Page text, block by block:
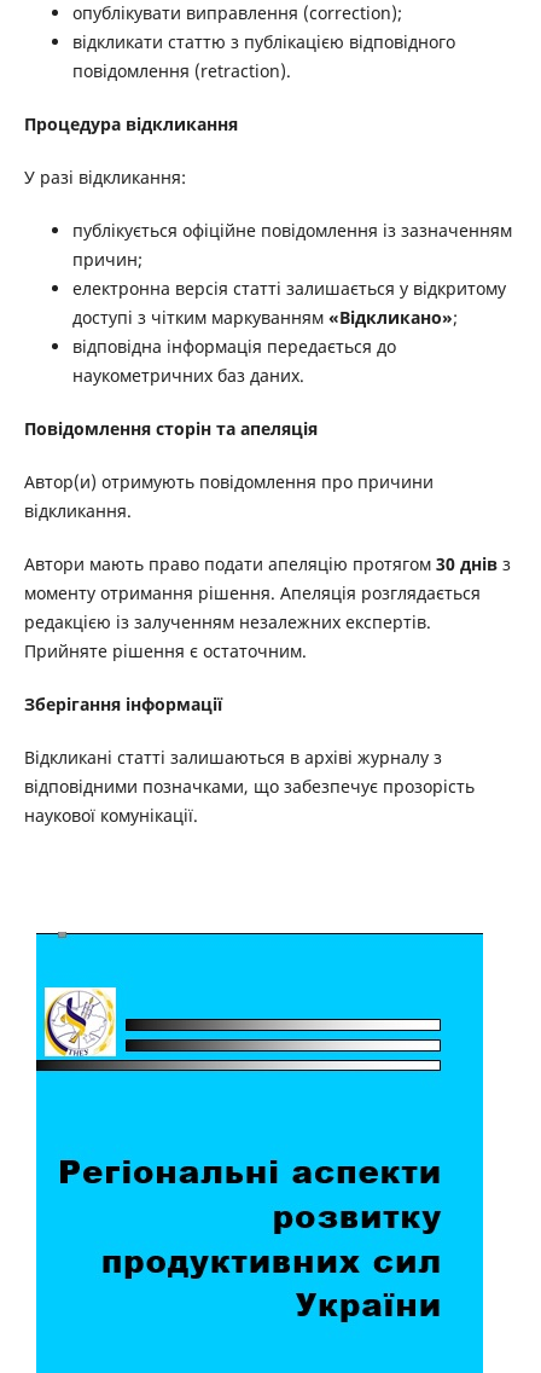
опублікувати виправлення (correction);
відкликати статтю з публікацією відповідного
повідомлення (retraction).
Процедура відкликання
У разі відкликання:
публікується офіційне повідомлення із зазначенням
причин;
електронна версія статті залишається у відкритому
доступі з чітким маркуванням «Відкликано»;
відповідна інформація передається до
наукометричних баз даних.
Повідомлення сторін та апеляція
Автор(и) отримують повідомлення про причини
відкликання.
Автори мають право подати апеляцію протягом 30 днівз
моменту отримання рішення. Апеляція розглядається
редакцією із залученням незалежних експертів.
Прийняте рішення є остаточним.
Зберігання інформації
Відкликані статті залишаються в архіві журналу з
відповідними позначками, що забезпечує прозорість
наукової комунікації.